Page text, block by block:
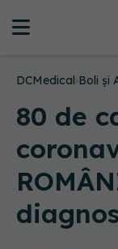
DCMedical›Boli și
80 de